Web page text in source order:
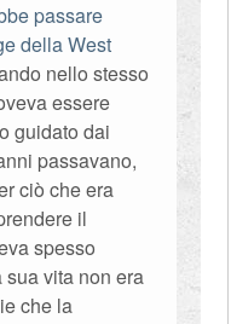
passare
della West
nello stesso
essere
guidato dai
passavano,
ciò che era
il
spesso
sua vita non era
che la